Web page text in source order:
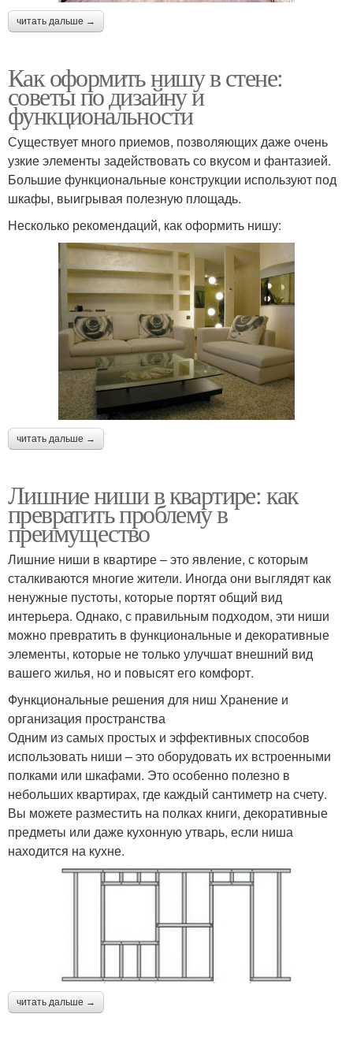
читать дальше →
Как оформить нишу в стене:
советы по дизайну и
функциональности
Существует много приемов, позволяющих даже очень
узкие элементы задействовать со вкусом и фантазией.
Большие функциональные конструкции используют под
шкафы, выигрывая полезную площадь.
Несколько рекомендаций, как оформить нишу:
читать дальше →
Лишние ниши в квартире: как
превратить проблему в
преимущество
Лишние ниши в квартире – это явление, с которым
сталкиваются многие жители. Иногда они выглядят как
ненужные пустоты, которые портят общий вид
интерьера. Однако, с правильным подходом, эти ниши
можно превратить в функциональные и декоративные
элементы, которые не только улучшат внешний вид
вашего жилья, но и повысят его комфорт.
Функциональные решения для ниш Хранение и
организация пространства
Одним из самых простых и эффективных способов
использовать ниши – это оборудовать их встроенными
полками или шкафами. Это особенно полезно в
небольших квартирах, где каждый сантиметр на счету.
Вы можете разместить на полках книги, декоративные
предметы или даже кухонную утварь, если ниша
находится на кухне.
читать дальше →